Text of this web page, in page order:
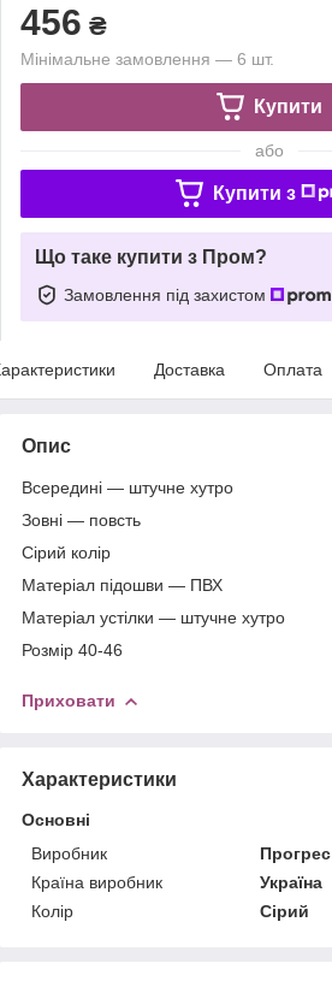
456 ₴
Мінімальне замовлення — 6 шт.
Купити
або
Купити з
Що таке купити з Пром?
Замовлення під захистом
Доставка Оплата
Опис
Всередині — штучне хутро
Зовні — повсть
Сірий колір
Матеріал підошви — ПВХ
Матеріал устілки — штучне хутро
Розмір 40-46
Приховати
Характеристики
Основні
Виробник
Прогрес
Країна виробник
Україна
Колір
Сірий